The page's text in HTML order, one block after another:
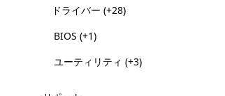
ドライバー(+28)
BIOS(+1)
ユーティリティ(+3)